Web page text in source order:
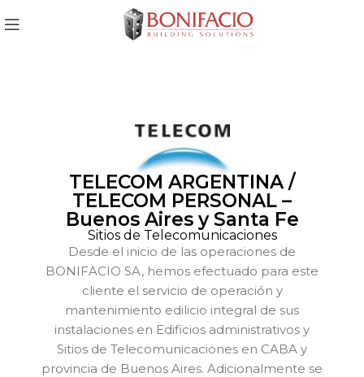
TELECOM ARGENTINA /
TELECOM PERSONAL –
Buenos Aires y Santa Fe
Sitios de Telecomunicaciones
Desde el inicio de las operaciones de
BONIFACIO SA, hemos efectuado para este
cliente el servicio de operación y
mantenimiento edilicio integral de sus
instalaciones en Edificios administrativos y
Sitios de Telecomunicaciones en CABA y
provincia de Buenos Aires. Adicionalmente se